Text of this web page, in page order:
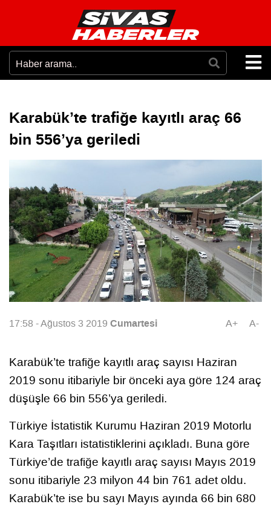
Karabük’te trafiğe kayıtlı araç 66
bin 556’ya geriledi
17:58 - Ağustos 3 2019 Cumartesi A+ A-
Karabük’te trafiğe kayıtlı araç sayısı Haziran
2019 sonu itibariyle bir önceki aya göre 124 araç
düşüşle 66 bin 556’ya geriledi.
Türkiye İstatistik Kurumu Haziran 2019 Motorlu
Kara Taşıtları istatistiklerini açıkladı. Buna göre
Türkiye’de trafiğe kayıtlı araç sayısı Mayıs 2019
sonu itibariyle 23 milyon 44 bin 761 adet oldu.
Karabük’te ise bu sayı Mayıs ayında 66 bin 680